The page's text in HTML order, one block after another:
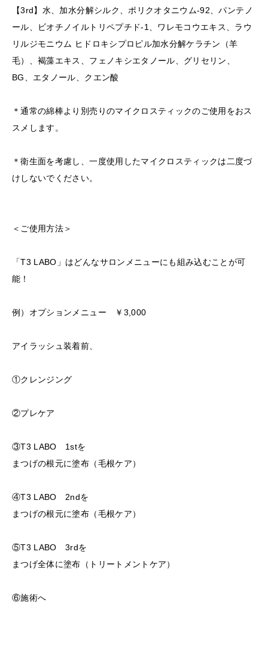
【3rd】水、加水分解シルク、ポリクオタニウム-92、パンテノ
ール、ビオチノイルトリペプチド-1、ワレモコウエキス、ラウ
リルジモニウム ヒドロキシプロピル加水分解ケラチン（羊
毛）、褐藻エキス、フェノキシエタノール、グリセリン、
BG、エタノール、クエン酸
＊通常の綿棒より別売りのマイクロスティックのご使用をおス
スメします。
＊衛生面を考慮し、一度使用したマイクロスティックは二度づ
けしないでください。
＜ご使用方法＞
「T3 LABO」はどんなサロンメニューにも組み込むことが可
能！
例）オプションメニュー ￥3,000
アイラッシュ装着前、
①クレンジング
②プレケア
③T3 LABO 1stを
まつげの根元に塗布（毛根ケア）
④T3 LABO 2ndを
まつげの根元に塗布（毛根ケア）
⑤T3 LABO 3rdを
まつげ全体に塗布（トリートメントケア）
⑥施術へ